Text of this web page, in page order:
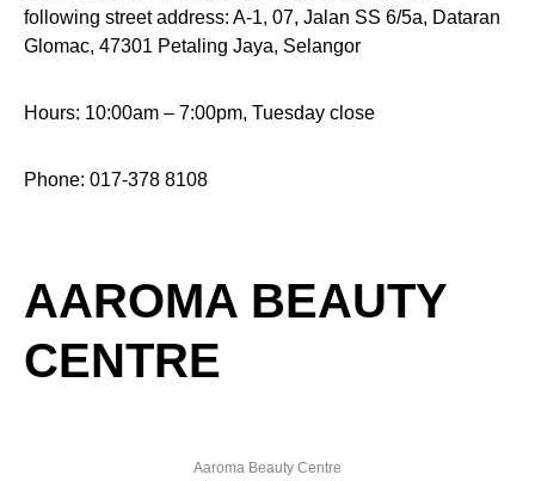
following street address: A-1, 07, Jalan SS 6/5a, Dataran
Glomac, 47301 Petaling Jaya, Selangor
Hours: 10:00am – 7:00pm, Tuesday close
Phone: 017-378 8108
AAROMA BEAUTY
CENTRE
Aaroma Beauty Centre